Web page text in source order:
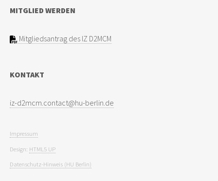
KONTAKT
MITGLIED WERDEN
Mitgliedsantrag des IZ D2MCM
Impressum
Design: HTML5 UP
Datenschutz-Hinweis (HU Berlin)